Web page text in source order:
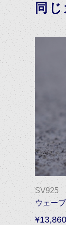
同
SV925
ウェー
¥13,860